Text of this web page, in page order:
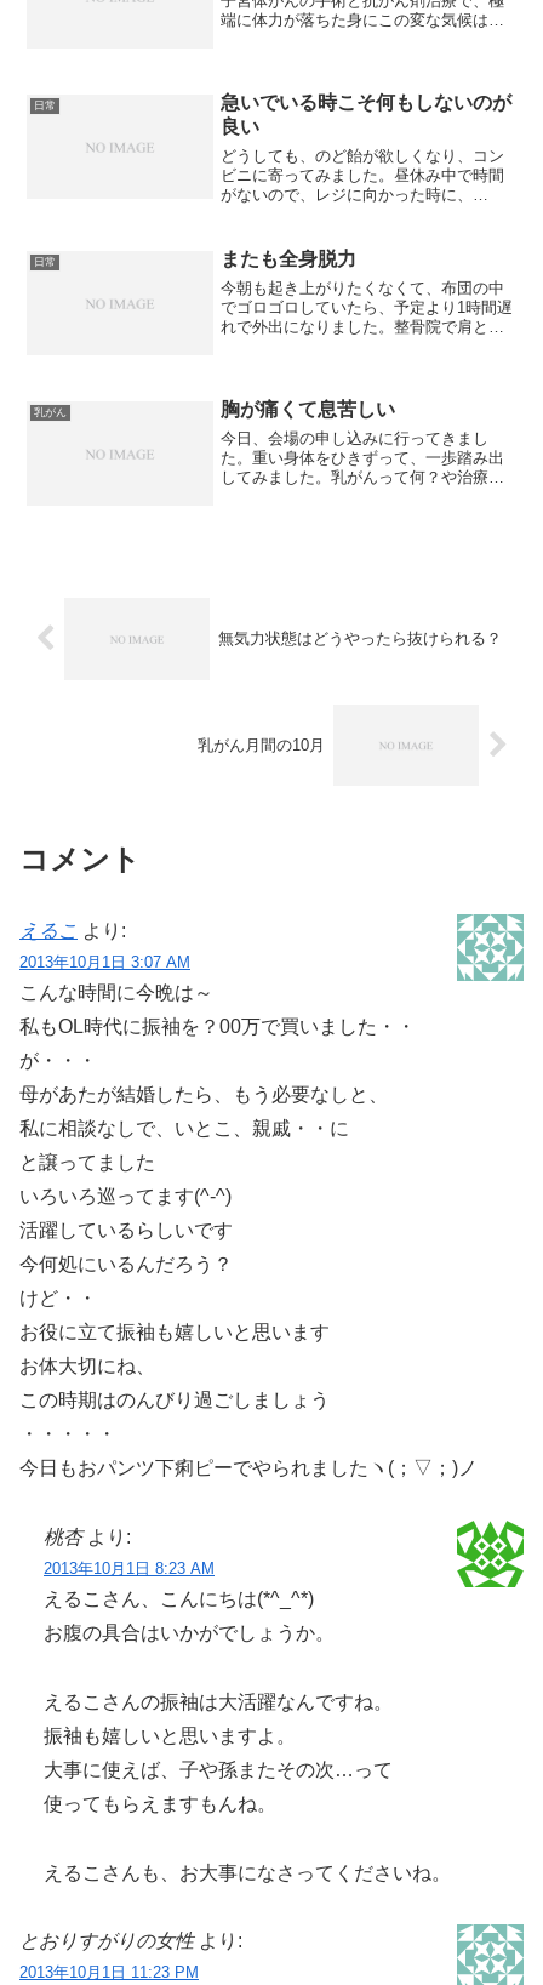
端に体力が落ちた身にこの変な気候は厳
ったので、早退どころか休...
日常
急いでいる時こそ何もしないのが
良い
どうしても、のど飴が欲しくなり、コン
ビニに寄ってみました。昼休み中で時間
がないので、レジに向かった時に、
ろしいですか？』 と。そんな注文をし
ていない旨を伝えると、『S...
日常 またも全身脱力
今朝も起き上がりたくなくて、布団の中
でゴロゴロしていたら、予定より1時間遅
れで外出になりました。整骨院で肩と背
全身の力が抜けました。心...
乳がん 胸が痛くて息苦しい
今日、会場の申し込みに行ってきまし
た。重い身体をひきずって、一歩踏み出
してみました。乳がんって何？や治療が
無気力状態はどうやったら抜けられる？
乳がん月間の10月
コメント
えるこ より:
2013年10月1日 3:07 AM
こんな時間に今晩は～
私もOL時代に振袖を？00万で買いました・・
が・・・
母があたが結婚したら、もう必要なしと、
私に相談なしで、いとこ、親戚・・に
と譲ってました
いろいろ巡ってます(^-^)
活躍しているらしいです
今何処にいるんだろう？
けど・・
お役に立て振袖も嬉しいと思います
お体大切にね、
この時期はのんびり過ごしましょう
・・・・・
今日もおパンツ下痢ピーでやられましたヽ(；▽；)ノ
桃杏 より:
2013年10月1日 8:23 AM
えるこさん、こんにちは(*^_^*)
お腹の具合はいかがでしょうか。
えるこさんの振袖は大活躍なんですね。
振袖も嬉しいと思いますよ。
大事に使えば、子や孫またその次…って
使ってもらえますもんね。
えるこさんも、お大事になさってくださいね。
とおりすがりの女性 より:
2013年10月1日 11:23 PM